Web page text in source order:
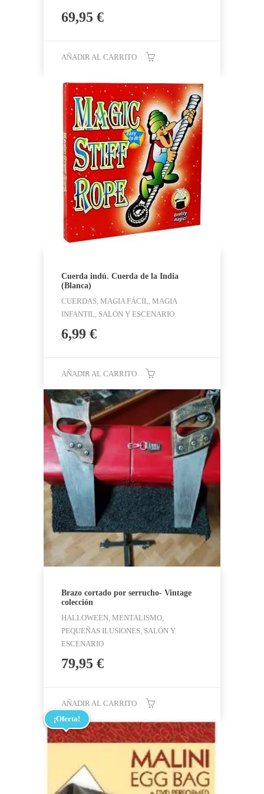
69,95 €
AÑADIR AL CARRITO
Cuerda indú. Cuerda de la India
(Blanca)
CUERDAS, MAGIA FÁCIL, MAGIA
INFANTIL, SALÓN Y ESCENARIO
6,99 €
AÑADIR AL CARRITO
Brazo cortado por serrucho- Vintage
colección
HALLOWEEN, MENTALISMO,
PEQUEÑAS ILUSIONES, SALÓN Y
ESCENARIO
79,95 €
AÑADIR AL CARRITO
¡Oferta!